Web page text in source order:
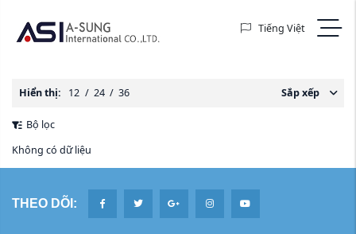
Tiếng Việt
Hiển thị: 12 / 24 / 36 Sắp xếp
Bộ lọc
Không có dữ liệu
THEO DÕI: